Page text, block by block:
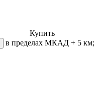
Купить
в пределах МКАД + 5 км;